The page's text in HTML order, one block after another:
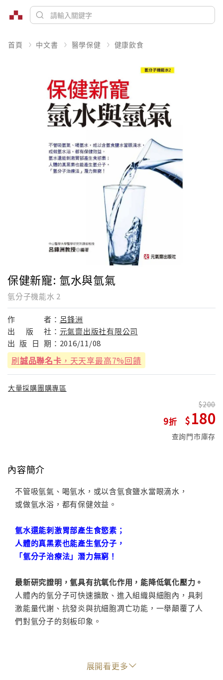
首頁 中文書 醫學保健 健康飲食
保健新寵: 氫水與氫氣
氫分子機能水 2
作 者： 呂鋒洲
出
版 社： 元氣齋出版社有限公司
出 版 日 期： 2016/11/08
刷誠品聯名卡 ，天天享最高7%回饋
大量採購團購專區
9
200
180
查詢門市庫存
內容簡介
不管吸氫氣、喝氫水，或以含氫食鹽水當眼滴水，
或做氫水浴，都有保健效益。
氫水還能刺激胃部產生食慾素；
人體的真黑素也能產生氫分子，
「氫分子治療法」潛力無窮！
最新研究證明，氫具有抗氧化作用，能降低氧化壓力。
人體內的氫分子可快速擴散、進入組織與細胞內，具刺
激能量代謝、抗發炎與抗細胞凋亡功能，一舉顛覆了人
們對氫分子的刻板印象。
800多篇論文顯示，氫氣可作為預防和治療用氣體
展開看更多